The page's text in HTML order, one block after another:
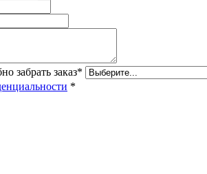
забрать заказ*
*